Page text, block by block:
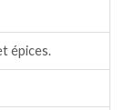
épices.